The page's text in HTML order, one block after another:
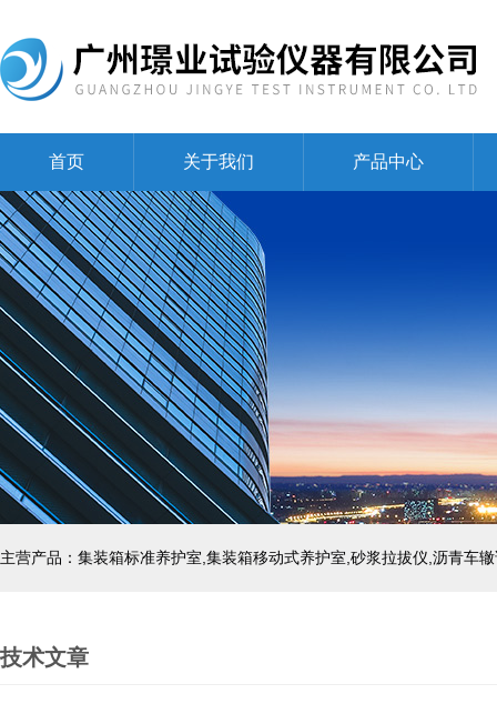
首页 关于我们 产品中心
主营产品：集装箱标准养护室,集装箱移动式养护室,砂浆拉拔仪,沥青车
技术文章